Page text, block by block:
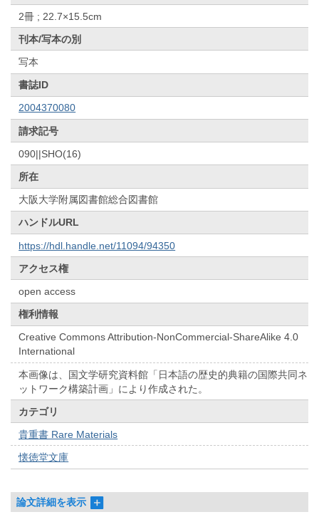
2冊 ; 22.7×15.5cm
刊本/写本の別
写本
書誌ID
2004370080
請求記号
090||SHO(16)
所在
大阪大学附属図書館総合図書館
ハンドルURL
https://hdl.handle.net/11094/94350
アクセス権
open access
権利情報
Creative Commons Attribution-NonCommercial-ShareAlike 4.0
International
本画像は、国文学研究資料館「日本語の歴史的典籍の国際共同ネ
ットワーク構築計画」により作成された。
カテゴリ
貴重書 Rare Materials
懐徳堂文庫
論文詳細を表示